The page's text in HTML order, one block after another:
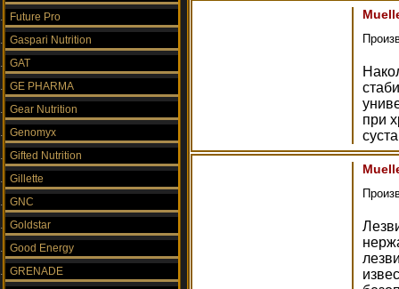
Future Pro
Gaspari Nutrition
GAT
GE PHARMA
Gear Nutrition
Genomyx
Gifted Nutrition
Gillette
GNC
Goldstar
Good Energy
GRENADE
при